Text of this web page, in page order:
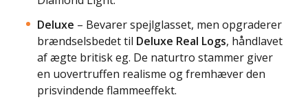
Deluxe – Bevarer spejlglasset, men opgraderer
brændselsbedet til Deluxe Real Logs, håndlavet
af ægte britisk eg. De naturtro stammer giver
en uovertruffen realisme og fremhæver den
prisvindende flammeeffekt.